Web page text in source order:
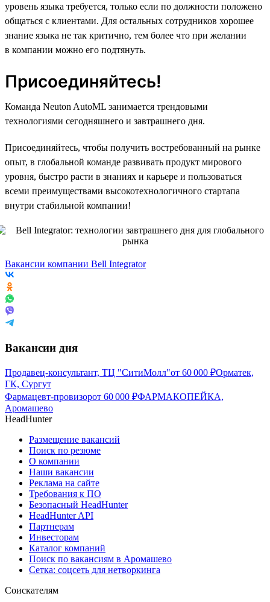
уровень языка требуется, только если по должности положено
общаться с клиентами. Для остальных сотрудников хорошее
знание языка не так критично, тем более что при желании
в компании можно его подтянуть.
Присоединяйтесь!
Команда Neuton AutoML занимается трендовыми
технологиями сегодняшнего и завтрашнего дня.
Присоединяйтесь, чтобы получить востребованный на рынке
опыт, в глобальной команде развивать продукт мирового
уровня, быстро расти в знаниях и карьере и пользоваться
всеми преимуществами высокотехнологичного стартапа
внутри стабильной компании!
Вакансии компании Bell Integrator
Вакансии дня
Продавец-консультант, ТЦ "СитиМолл"от 60 000 ₽Орматек,
ГК, Сургут
Фармацевт-провизорот 60 000 ₽ФАРМАКОПЕЙКА,
Аромашево
HeadHunter
Размещение вакансий
Поиск по резюме
О компании
Наши вакансии
Реклама на сайте
Требования к ПО
Безопасный HeadHunter
HeadHunter API
Партнерам
Инвесторам
Каталог компаний
Поиск по вакансиям в Аромашево
Сетка: соцсеть для нетворкинга
Соискателям